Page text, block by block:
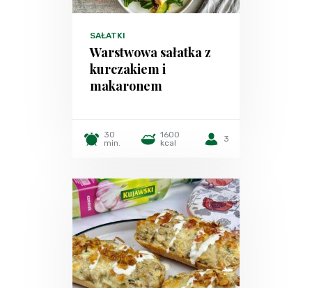
SAŁATKI
Warstwowa sałatka z
kurczakiem i
makaronem
30
min.
1600
kcal
3